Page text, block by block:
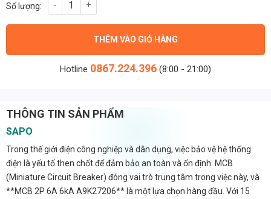
MCB 2P 6A 6kA A9K27206 số lượng
THÊM VÀO GIỎ HÀNG
Hotline 0867.224.396 (8:00 - 21:00)
THÔNG TIN SẢN PHẨM
SAPO
Trong thế giới điện công nghiệp và dân dụng, việc bảo vệ hệ thống
điện là yếu tố then chốt để đảm bảo an toàn và ổn định. MCB
(Miniature Circuit Breaker) đóng vai trò trung tâm trong việc này, và
**MCB 2P 6A 6kA A9K27206** là một lựa chọn hàng đầu. Với 15